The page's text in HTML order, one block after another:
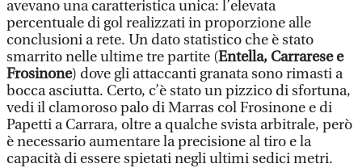
avevano una caratteristica unica: l’elevata
percentuale di gol realizzati in proporzione alle
conclusioni a rete. Un dato statistico che è stato
smarrito nelle ultime tre partite (Entella, Carrarese e
Frosinone) dove gli attaccanti granata sono rimasti a
bocca asciutta. Certo, c’è stato un pizzico di sfortuna,
vedi il clamoroso palo di Marras col Frosinone e di
Papetti a Carrara, oltre a qualche svista arbitrale, però
è necessario aumentare la precisione al tiro e la
capacità di essere spietati negli ultimi sedici metri.